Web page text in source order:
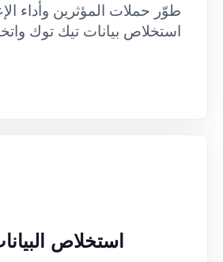
طوّر حملات المؤثرين وأداء
استخلاص بيانات تيك توك
استخلاص